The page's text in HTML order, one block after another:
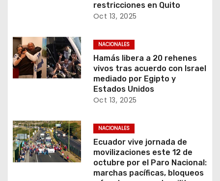
restricciones en Quito
Oct 13, 2025
NACIONALES
Hamás libera a 20 rehenes
vivos tras acuerdo con Israel
mediado por Egipto y
Estados Unidos
Oct 13, 2025
NACIONALES
Ecuador vive jornada de
movilizaciones este 12 de
octubre por el Paro Nacional:
marchas pacíficas, bloqueos